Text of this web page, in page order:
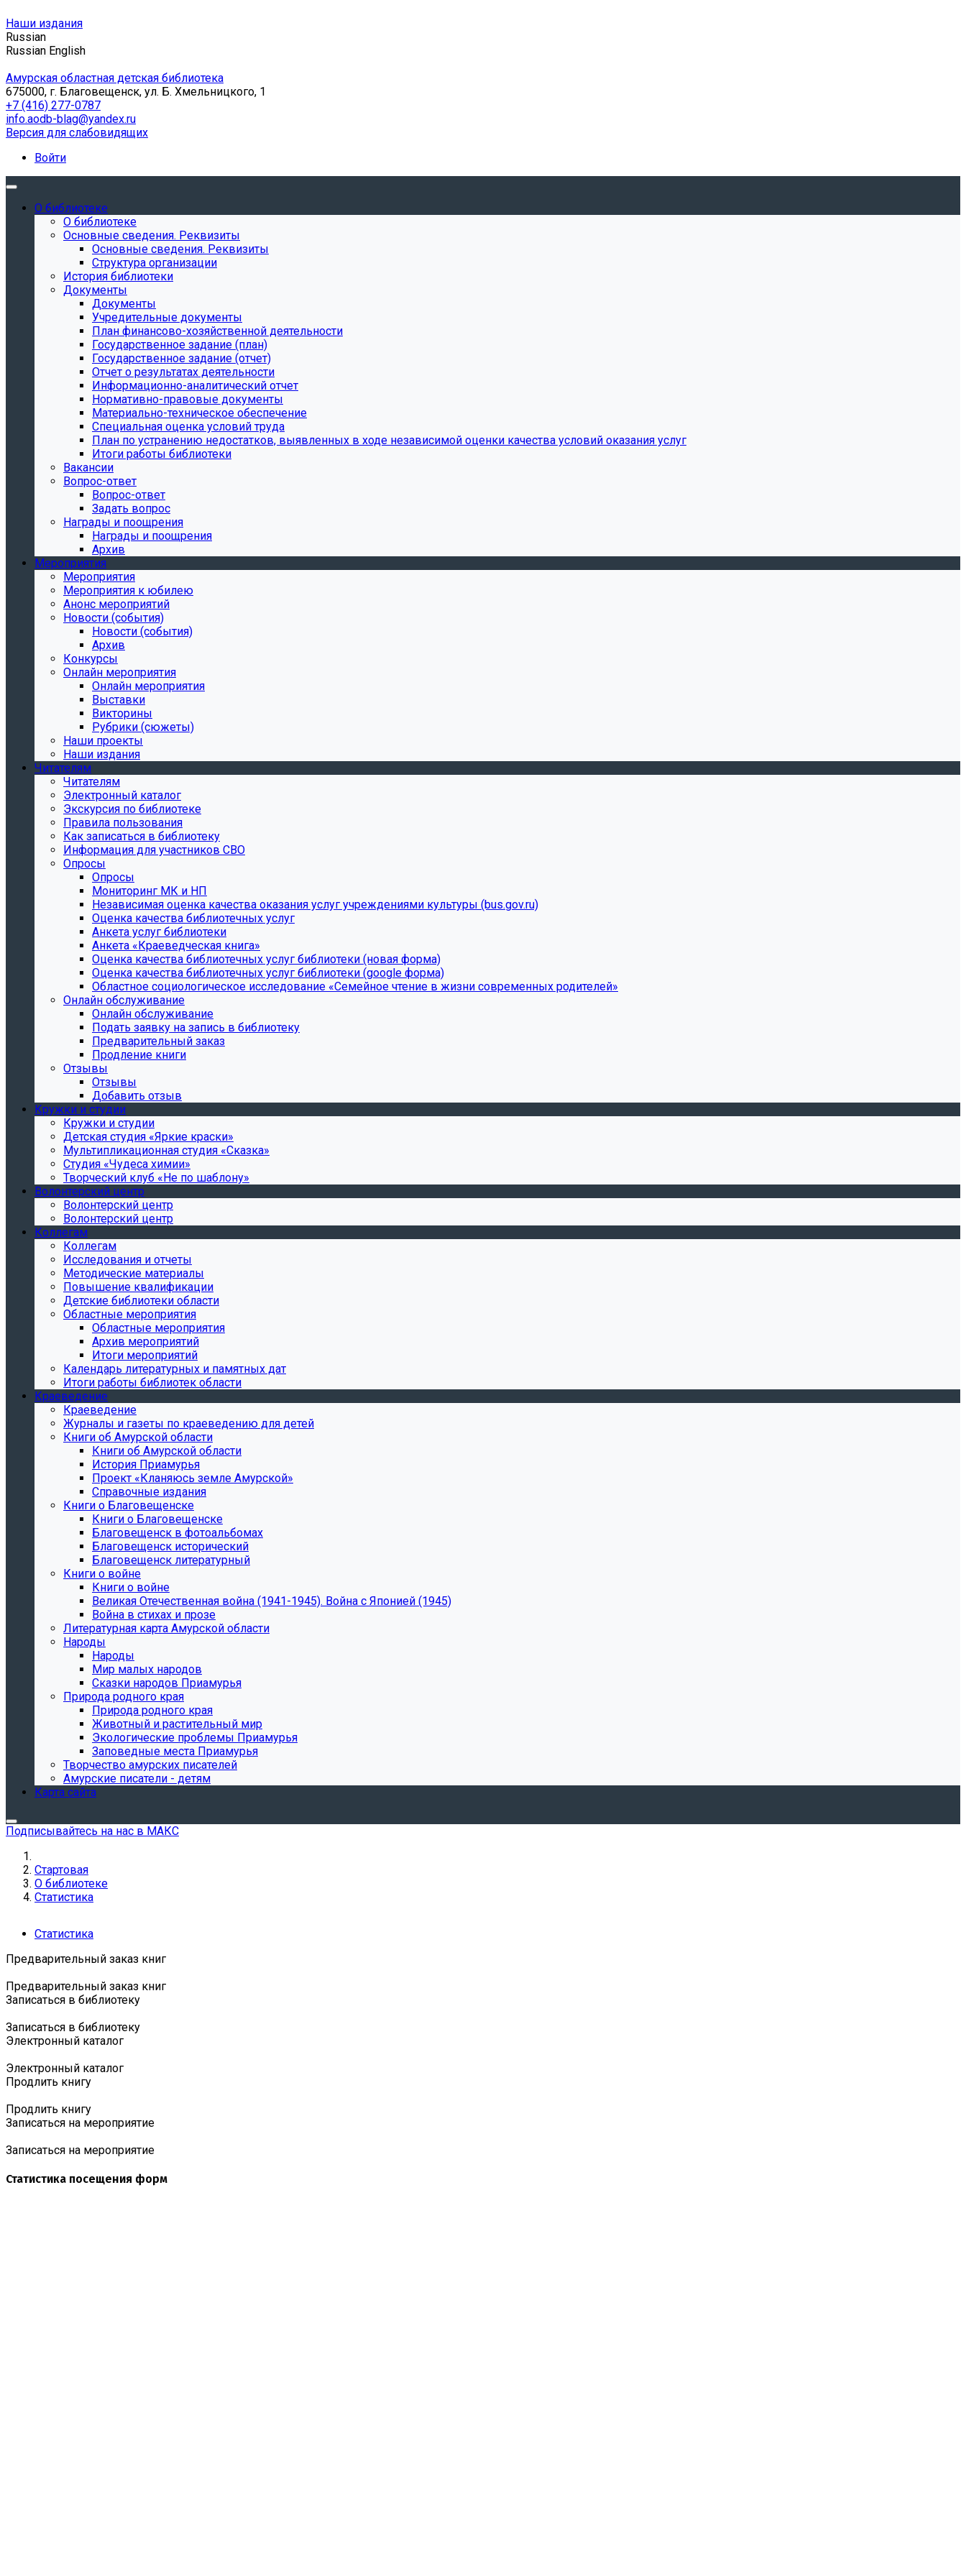
Наши издания
Russian
Russian English
Амурская областная детская библиотека
675000, г. Благовещенск, ул. Б. Хмельницкого, 1
+7 (416) 277-0787
info.aodb-blag@yandex.ru
Версия для слабовидящих
Войти
О библиотеке
О библиотеке
Основные сведения. Реквизиты
Основные сведения. Реквизиты
Структура организации
История библиотеки
Документы
Документы
Учредительные документы
План финансово-хозяйственной деятельности
Государственное задание (план)
Государственное задание (отчет)
Отчет о результатах деятельности
Информационно-аналитический отчет
Нормативно-правовые документы
Материально-техническое обеспечение
Специальная оценка условий труда
План по устранению недостатков, выявленных в ходе независимой оценки качества условий оказания услуг
Итоги работы библиотеки
Вакансии
Вопрос-ответ
Вопрос-ответ
Задать вопрос
Награды и поощрения
Награды и поощрения
Архив
Мероприятия
Мероприятия
Мероприятия к юбилею
Анонс мероприятий
Новости (события)
Новости (события)
Архив
Конкурсы
Онлайн мероприятия
Онлайн мероприятия
Выставки
Викторины
Рубрики (сюжеты)
Наши проекты
Наши издания
Читателям
Читателям
Электронный каталог
Экскурсия по библиотеке
Правила пользования
Как записаться в библиотеку
Информация для участников СВО
Опросы
Опросы
Мониторинг МК и НП
Независимая оценка качества оказания услуг учреждениями культуры (bus.gov.ru)
Оценка качества библиотечных услуг
Анкета услуг библиотеки
Анкета «Краеведческая книга»
Oценка качества библиотечных услуг библиотеки (новая форма)
Oценка качества библиотечных услуг библиотеки (google форма)
Областное социологическое исследование «Семейное чтение в жизни современных родителей»
Онлайн обслуживание
Онлайн обслуживание
Подать заявку на запись в библиотеку
Предварительный заказ
Продление книги
Отзывы
Отзывы
Добавить отзыв
Кружки и студии
Кружки и студии
Детская студия «Яркие краски»
Мультипликационная студия «Сказка»
Студия «Чудеса химии»
Творческий клуб «Не по шаблону»
Волонтерский центр
Волонтерский центр
Волонтерский центр
Коллегам
Коллегам
Исследования и отчеты
Методические материалы
Повышение квалификации
Детские библиотеки области
Областные мероприятия
Областные мероприятия
Архив мероприятий
Итоги мероприятий
Календарь литературных и памятных дат
Итоги работы библиотек области
Краеведение
Краеведение
Журналы и газеты по краеведению для детей
Книги об Амурской области
Книги об Амурской области
История Приамурья
Проект «Кланяюсь земле Амурской»
Справочные издания
Книги о Благовещенске
Книги о Благовещенске
Благовещенск в фотоальбомах
Благовещенск исторический
Благовещенск литературный
Книги о войне
Книги о войне
Великая Отечественная война (1941-1945). Война с Японией (1945)
Война в стихах и прозе
Литературная карта Амурской области
Народы
Народы
Мир малых народов
Сказки народов Приамурья
Природа родного края
Природа родного края
Животный и растительный мир
Экологические проблемы Приамурья
Заповедные места Приамурья
Творчество амурских писателей
Амурские писатели - детям
Карта сайта
Подписывайтесь на нас в МАКС
Стартовая
О библиотеке
Статистика
Статистика
Предварительный заказ книг
Предварительный заказ книг
Записаться в библиотеку
Записаться в библиотеку
Электронный каталог
Электронный каталог
Продлить книгу
Продлить книгу
Записаться на мероприятие
Записаться на мероприятие
Статистика посещения форм